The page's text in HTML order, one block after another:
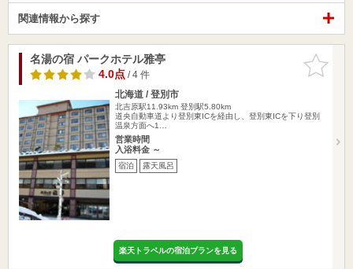
関連情報から探す
お気に入
りに追加
名湯の宿 パークホテル雅亭
4.0点/ 4 件
北海道 / 登別市
北吉原駅11.93km 登別駅5.80km
道央自動車道より登別東ICを経由し、登別東ICを下り登別
温泉方面へ1…
営業時間
入浴料金 ～
宿泊 露天風呂
楽天トラベルの宿泊プランを見る